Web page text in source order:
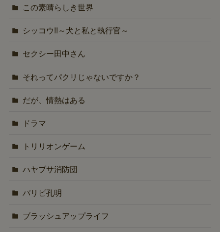
この素晴らしき世界
シッコウ!!～犬と私と執行官～
セクシー田中さん
それってパクリじゃないですか？
だが、情熱はある
ドラマ
トリリオンゲーム
ハヤブサ消防団
パリピ孔明
ブラッシュアップライフ